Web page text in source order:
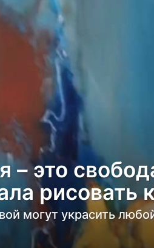
– это
рисовать
могут украсить